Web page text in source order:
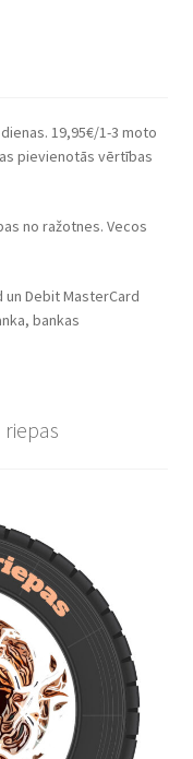
19,95€/1-3 moto
pievienotās vērtības
no ražotnes. Vecos
un Debit MasterCard
bankas